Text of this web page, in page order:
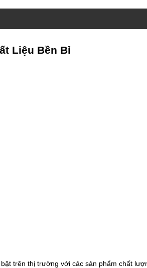
Liệu Bền Bỉ
trên thị trường với các sản phẩm chất